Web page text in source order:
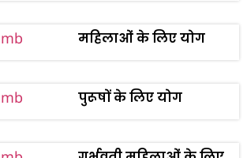
महिलाओं के लिए योग
पुरूषों के लिए योग